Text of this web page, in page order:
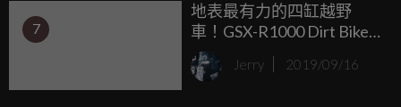
7
地表最有力的四缸越野
車！GSX-R1000 Dirt Bike
式樣 by Stunt Freaks
Jerry 2019/09/16